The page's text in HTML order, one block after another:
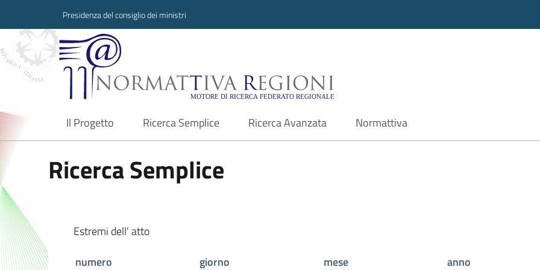
Presidenza del consiglio dei ministri
Normattiva Regioni - Motore di ricerca
Il Progetto
current Ricerca Semplice Ricerca Avanzata Normattiva
Ricerca Semplice
Estremi dell' atto
numero
giorno mese
anno